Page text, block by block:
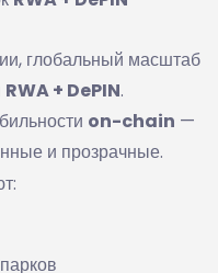
глобальный масштаб
RWA + DePIN.
on-chain —
и прозрачные.